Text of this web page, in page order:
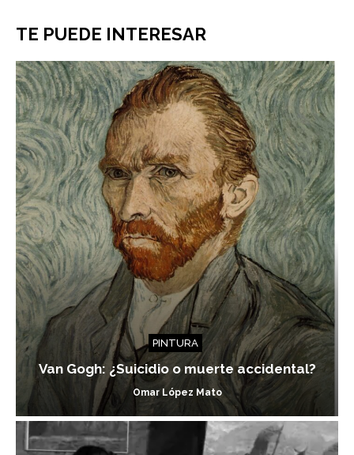
TE PUEDE INTERESAR
PINTURA
Van Gogh: ¿Suicidio o muerte accidental?
Omar López Mato